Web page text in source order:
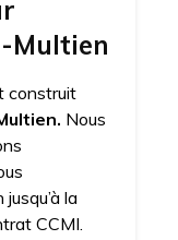
Multien
construit
Nous
la
CCMI.